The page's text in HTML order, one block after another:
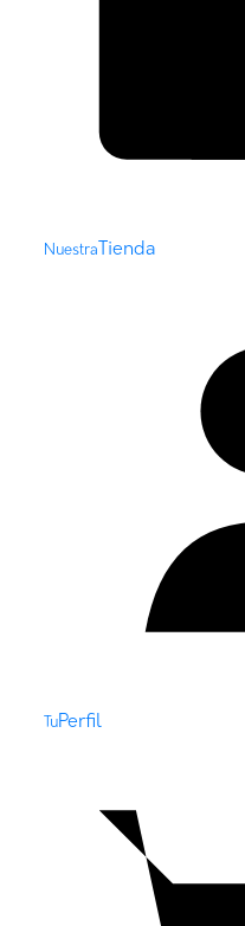
Nuestra Tienda
TuPerfil